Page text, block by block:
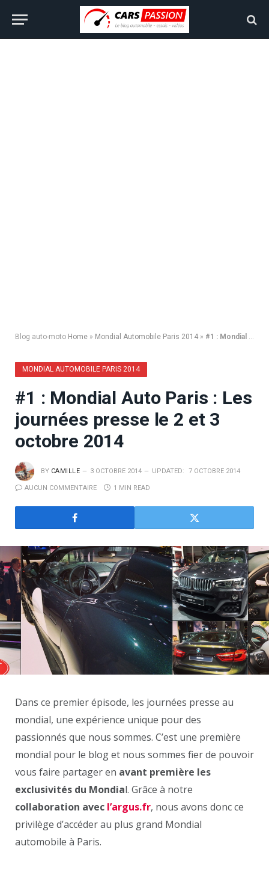
Blog auto-moto Home » Mondial Automobile Paris 2014 » #1 : Mondial Auto Paris : Les journées presse le 2 et 3 octobre 2014
MONDIAL AUTOMOBILE PARIS 2014
#1 : Mondial Auto Paris : Les
journées presse le 2 et 3
octobre 2014
BY CAMILLE 3 OCTOBRE 2014 UPDATED: 7 OCTOBRE 2014
AUCUN COMMENTAIRE 1 MIN READ
Dans ce premier épisode, les journées presse au
mondial, une expérience unique pour des
passionnés que nous sommes. C’est une première
mondial pour le blog et nous sommes fier de pouvoir
vous faire partager en avant première les
exclusivités du Mondial. Grâce à notre
collaboration avec l’argus.fr, nous avons donc ce
privilège d’accéder au plus grand Mondial
automobile à Paris.